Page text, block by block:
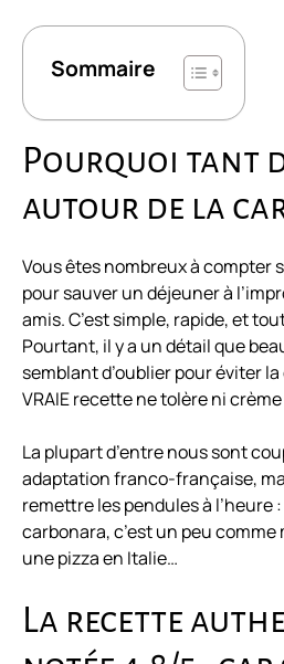
Sommaire
Pourquoi tant
autour de la
Vous êtes nombreux à compter
pour sauver un déjeuner à
amis. C’est simple, rapide, et
Pourtant, il y a un détail que
semblant d’oublier pour éviter
VRAIE recette ne tolère ni
La plupart d’entre nous sont
adaptation franco-française,
remettre les pendules à l’heure
carbonara, c’est un peu
une pizza en Italie…
La recette